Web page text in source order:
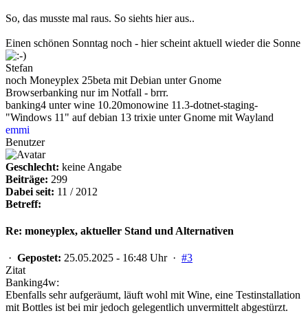
So, das musste mal raus. So siehts hier aus..
Einen schönen Sonntag noch - hier scheint aktuell wieder die Sonne
Stefan
noch Moneyplex 25beta mit Debian unter Gnome
Browserbanking nur im Notfall - brrr.
banking4 unterwine 10.20monowine 11.3-dotnet-staging-
"Windows 11" auf debian 13 trixie unter Gnome mit Wayland
emmi
Benutzer
Geschlecht: keine Angabe
Beiträge: 299
Dabei seit: 11 / 2012
Betreff:
Re: moneyplex, aktueller Stand und Alternativen
· Gepostet: 25.05.2025 - 16:48 Uhr · #3
Zitat
Banking4w:
Ebenfalls sehr aufgeräumt, läuft wohl mit Wine, eine Testinstallation
mit Bottles ist bei mir jedoch gelegentlich unvermittelt abgestürzt.